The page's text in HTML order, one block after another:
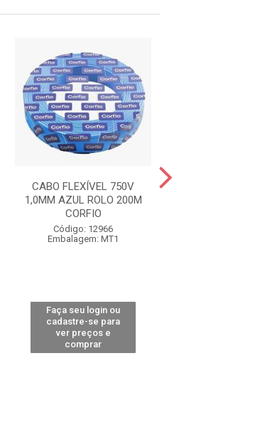
CABO FLEXÍVEL 750V
1,0MM AZUL ROLO 200M
CORFIO
Código: 12966
Embalagem: MT1
Faça seu login ou
cadastre-se para
ver preços e
comprar